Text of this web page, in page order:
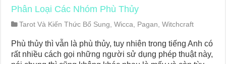
Phân Loại Các Nhóm Phù Thủy
Tarot Và Kiến Thức Bổ Sung,Wicca, Pagan, Witchcraft
Phù thủy thì vẫn là phù thủy, tuy nhiên trong tiếng Anh có
rất nhiều cách gọi những người sử dụng phép thuật này,